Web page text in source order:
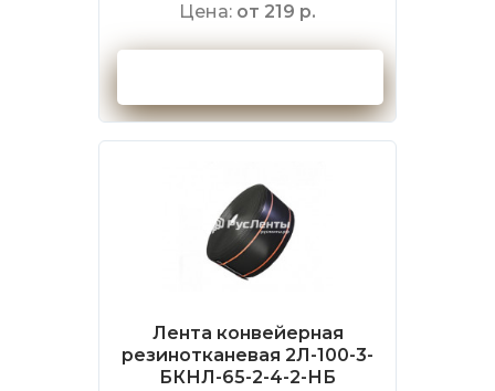
Цена: от 219 р.
Лента конвейерная
резинотканевая 2Л-100-3-
БКНЛ-65-2-4-2-НБ